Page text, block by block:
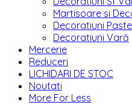
Martisoare si
Decoratiuni Paste
Decoratiuni Vară
Mercerie
Reduceri
LICHIDARI DE STOC
Noutati
More For Less